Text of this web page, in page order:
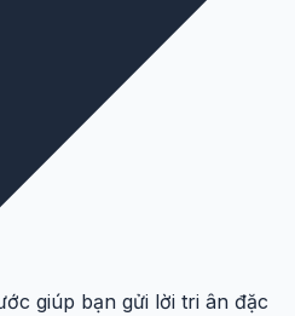
giúp bạn gửi lời tri ân đặc